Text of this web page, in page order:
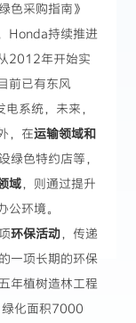
色采购指南》
，Honda持续推进
2012年开始实
前已有东风
系统，未来，
，在运输领域和
绿色特约店等，
域，则通过提升
环境。
环保活动，传递
一项长期的环保
年植树造林工程
化面积7000